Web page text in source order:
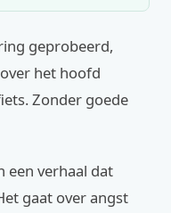
geprobeerd,
het hoofd
Zonder goede
een verhaal dat
gaat over angst